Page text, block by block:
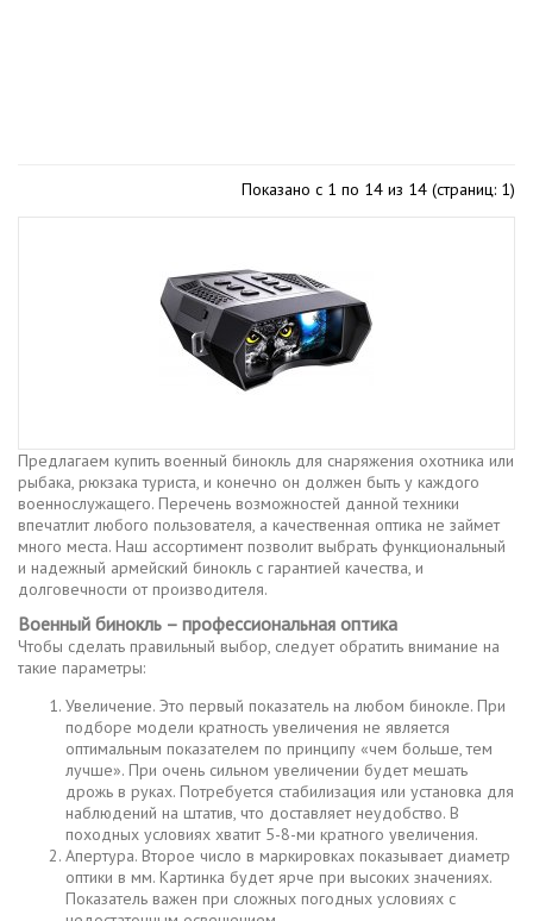
Показано с 1 по 14 из 14 (страниц: 1)
Предлагаем купить военный бинокль для снаряжения охотника или
рыбака, рюкзака туриста, и конечно он должен быть у каждого
военнослужащего. Перечень возможностей данной техники
впечатлит любого пользователя, а качественная оптика не займет
много места. Наш ассортимент позволит выбрать функциональный
и надежный армейский бинокль с гарантией качества, и
долговечности от производителя.
Военный бинокль – профессиональная оптика
Чтобы сделать правильный выбор, следует обратить внимание на
такие параметры:
Увеличение. Это первый показатель на любом бинокле. При
подборе модели кратность увеличения не является
оптимальным показателем по принципу «чем больше, тем
лучше». При очень сильном увеличении будет мешать
дрожь в руках. Потребуется стабилизация или установка для
наблюдений на штатив, что доставляет неудобство. В
походных условиях хватит 5-8-ми кратного увеличения.
Апертура. Второе число в маркировках показывает диаметр
оптики в мм. Картинка будет ярче при высоких значениях.
Показатель важен при сложных погодных условиях с